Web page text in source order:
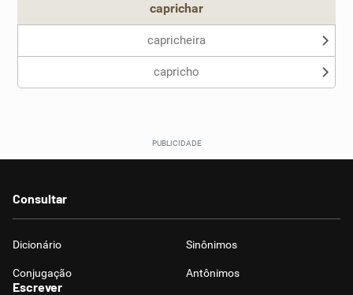
caprichar
capricheira
capricho
Consultar
Dicionário Sinônimos
Conjugação Antônimos
Escrever